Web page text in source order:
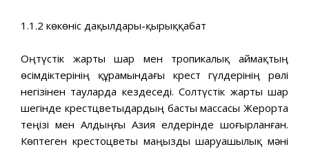
1.1.2 көкөніс дақылдары-қырыққабат
Оңтүстік жарты шар мен тропикалық аймақтың
өсімдіктерінің құрамындағы крест гүлдерінің рөлі
негізінен тауларда кездеседі. Солтүстік жарты шар
шегінде крестцветыдардың басты массасы Жерорта
теңізі мен Алдыңғы Азия елдерінде шоғырланған.
Көптеген крестоцветы маңызды шаруашылық мәні